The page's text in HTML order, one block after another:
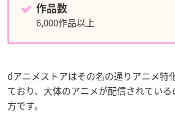
作品数
6,000作品以上
dアニメストアはその名の通りアニメ特
ており、大体のアニメが配信されてい
方です。